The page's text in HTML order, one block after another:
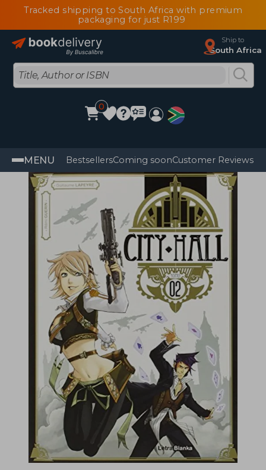
Tracked shipping to South Africa with premium
packaging for just R199
Ship to
South Africa
0
MENU BestsellersComing soonCustomer Reviews